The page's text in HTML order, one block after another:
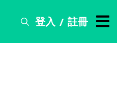
登入 / 註冊